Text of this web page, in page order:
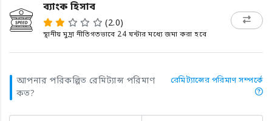
ব্যাংক হিসাব
(2.0)
স্থানীয় মুদ্রা নীতিগতভাবে 24 ঘন্টার মধ্যে জমা করা হবে
আপনার পরিকল্পিত রেমিট্যান্স পরিমাণ
কত?
রেমিট্যান্সের পরিমাণ সম্পর্কে